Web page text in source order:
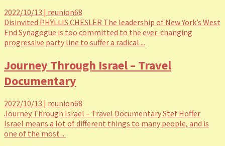
2022/10/13 | reunion68
Disinvited PHYLLIS CHESLER The leadership of New York’s West
End Synagogue is too committed to the ever-changing
progressive party line to suffer a radical ...
Journey Through Israel – Travel
Documentary
2022/10/13 | reunion68
Journey Through Israel – Travel Documentary Stef Hoffer
Israel means a lot of different things to many people, and is
one of the most ...